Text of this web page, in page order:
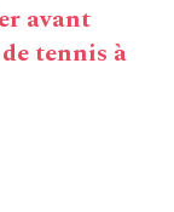
avant
tennis à